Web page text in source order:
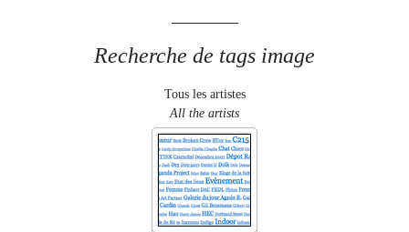
Recherche de tags image
Tous les artistes
All the artists